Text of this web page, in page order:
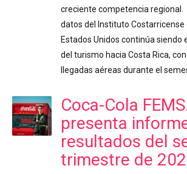
creciente competencia regional.
datos del Instituto Costarricense
Estados Unidos continúa siendo
del turismo hacia Costa Rica,
llegadas aéreas durante el
Coca-Cola
presenta
resultados del
trimestre de